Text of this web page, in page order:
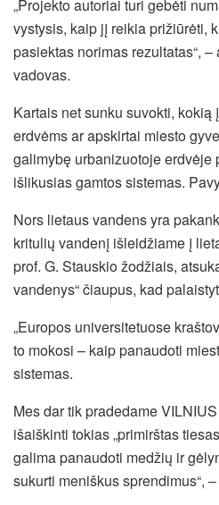
„Projekto autoriai turi gebėti
vystysis, kaip jį reikia prižiūrėti,
pasiektas norimas rezultatas“,
vadovas.
Kartais net sunku suvokti,
erdvėms ar apskirtai miesto
galimybę urbanizuotoje erdvėje
išlikusias gamtos sistemas.
Nors lietaus vandens yra
kritulių vandenį išleidžiame į
prof. G. Stauskio žodžiais,
vandenys“ čiaupus, kad
„Europos universitetuose
to mokosi – kaip panaudoti
sistemas.
Mes dar tik pradedame
išaiškinti tokias „primirštas
galima panaudoti medžių ir
sukurti meniškus sprendimus“,